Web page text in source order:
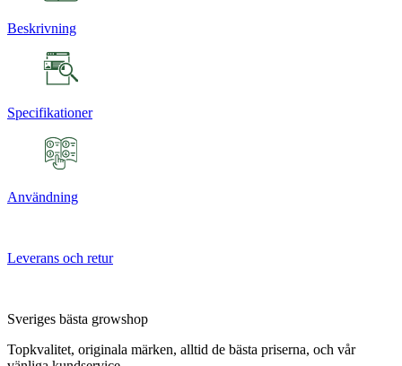
Beskrivning
Specifikationer
Användning
Leverans och retur
Sveriges bästa growshop
Topkvalitet, originala märken, alltid de bästa priserna, och vår